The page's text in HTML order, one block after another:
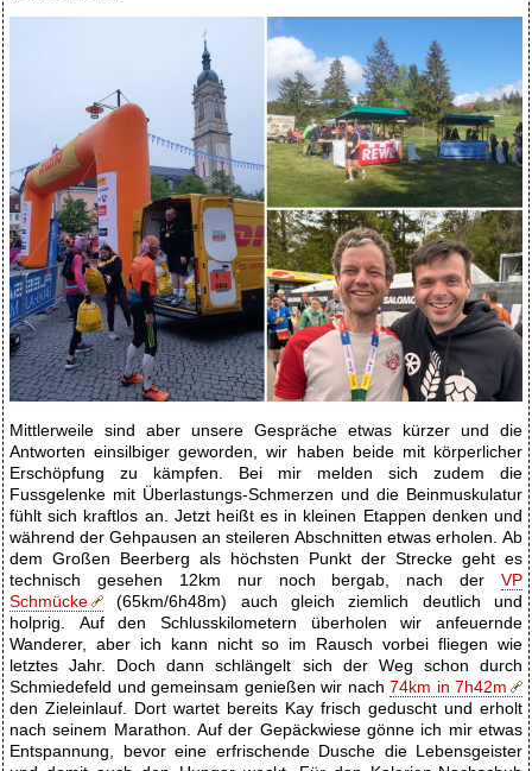
Mittlerweile sind aber unsere Gespräche etwas kürzer und die
Antworten einsilbiger geworden, wir haben beide mit körperlicher
Erschöpfung zu kämpfen. Bei mir melden sich zudem die
Fussgelenke mit Überlastungs-Schmerzen und die Beinmuskulatur
fühlt sich kraftlos an. Jetzt heißt es in kleinen Etappen denken und
während der Gehpausen an steileren Abschnitten etwas erholen. Ab
dem Großen Beerberg als höchsten Punkt der Strecke geht es
technisch gesehen 12km nur noch bergab, nach der VP
Schmücke
(65km/6h48m) auch gleich ziemlich deutlich und
holprig. Auf den Schlusskilometern überholen wir anfeuernde
Wanderer, aber ich kann nicht so im Rausch vorbei fliegen wie
letztes Jahr. Doch dann schlängelt sich der Weg schon durch
Schmiedefeld und gemeinsam genießen wir nach 74km in 7h42m
den Zieleinlauf. Dort wartet bereits Kay frisch geduscht und erholt
nach seinem Marathon. Auf der Gepäckwiese gönne ich mir etwas
Entspannung, bevor eine erfrischende Dusche die Lebensgeister